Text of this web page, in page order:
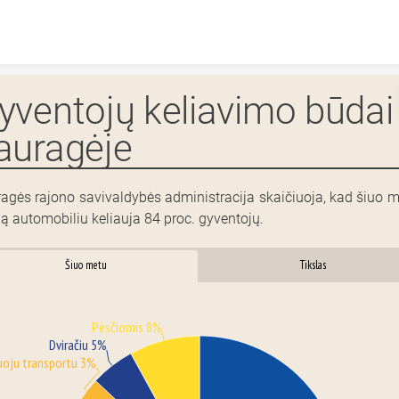
keliavimo būdai
rajono savivaldybės administracija skaičiuoja, kad šiuo
automobiliu keliauja 84 proc. gyventojų.
Šiuo metu Tikslas
transportu 3%
Dviračiu 5%
Pėsčiomis 8%